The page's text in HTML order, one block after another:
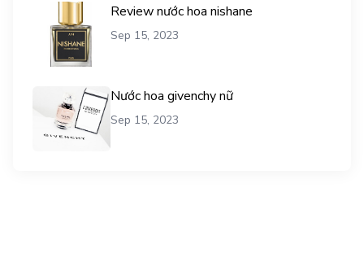
Review nước hoa nishane
Sep 15, 2023
Nước hoa givenchy nữ
Sep 15, 2023